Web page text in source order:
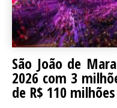
São João de
2026 com 3
de R$ 110 milhões